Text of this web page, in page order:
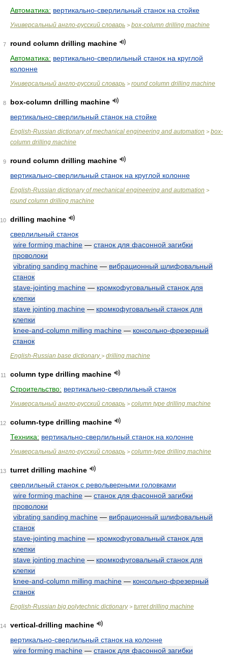
Автоматика: вертикально-сверлильный станок на стойке
Универсальный англо-русский словарь > box-column drilling machine
7
round column drilling machine
Автоматика: вертикально-сверлильный станок на круглой
колонне
Универсальный англо-русский словарь > round column drilling machine
8
box-column drilling machine
вертикально-сверлильный станок на стойке
English-Russian dictionary of mechanical engineering and automation > box-
column drilling machine
9
round column drilling machine
вертикально-сверлильный станок на круглой колонне
English-Russian dictionary of mechanical engineering and automation >
round column drilling machine
10
drilling machine
сверлильный станок
wire forming machine — станок для фасонной загибки
проволоки
vibrating sanding machine — вибрационный шлифовальный
станок
stave-jointing machine — кромкофуговальный станок для
клепки
stave jointing machine — кромкофуговальный станок для
клепки
knee-and-column milling machine — консольно-фрезерный
станок
English-Russian base dictionary> drilling machine
11
column type drilling machine
Строительство: вертикально-сверлильный станок
Универсальный англо-русский словарь > column type drilling machine
12
column-type drilling machine
Техника: вертикально-сверлильный станок на колонне
Универсальный англо-русский словарь > column-type drilling machine
13
turret drilling machine
сверлильный станок с револьверными головками
wire forming machine — станок для фасонной загибки
проволоки
vibrating sanding machine — вибрационный шлифовальный
станок
stave-jointing machine — кромкофуговальный станок для
клепки
stave jointing machine — кромкофуговальный станок для
клепки
knee-and-column milling machine — консольно-фрезерный
станок
English-Russian big polytechnic dictionary> turret drilling machine
14
vertical-drilling machine
вертикально-сверлильный станок на колонне
wire forming machine — станок для фасонной загибки